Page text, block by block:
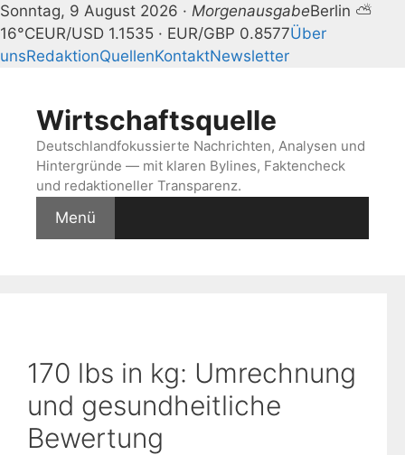
Sonntag, 9 August 2026 · MorgenausgabeBerlin ⛅
16°CEUR/USD 1.1535 · EUR/GBP 0.8577Über
unsRedaktionQuellenKontaktNewsletter
springenWirtschaftsquelle
Deutschlandfokussierte Nachrichten, Analysen und
Hintergründe — mit klaren Bylines, Faktencheck
und redaktioneller Transparenz.
Menü
170 lbs in kg: Umrechnung
und gesundheitliche
Bewertung